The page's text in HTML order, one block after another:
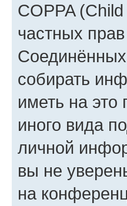
COPPA
частных
собирать
иметь на это
иного вида
личной
вы не
на